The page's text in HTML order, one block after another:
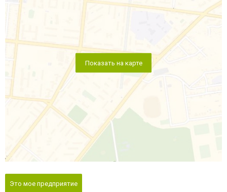
Показать на карте
Это мое предприятие